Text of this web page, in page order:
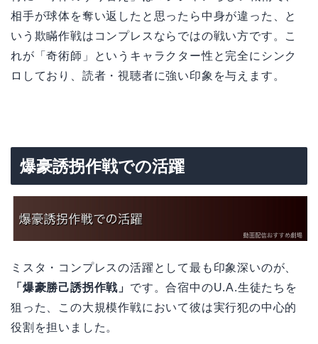
相手が球体を奪い返したと思ったら中身が違った、と
いう欺瞞作戦はコンプレスならではの戦い方です。こ
れが「奇術師」というキャラクター性と完全にシンク
ロしており、読者・視聴者に強い印象を与えます。
爆豪誘拐作戦での活躍
ミスタ・コンプレスの活躍として最も印象深いのが、
「爆豪勝己誘拐作戦」 です。合宿中のU.A.生徒たちを
狙った、この大規模作戦において彼は実行犯の中心的
役割を担いました。